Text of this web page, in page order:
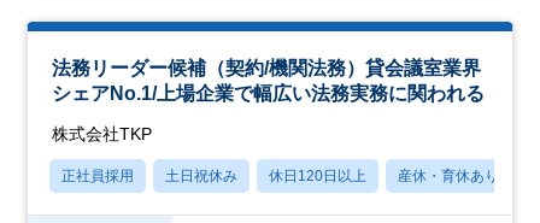
法務リーダー候補（契約/機関法務）貸会議室業界
シェアNo.1/上場企業で幅広い法務実務に関われる
株式会社TKP
正社員採用 土日祝休み 休日120日以上 産休・育休あり